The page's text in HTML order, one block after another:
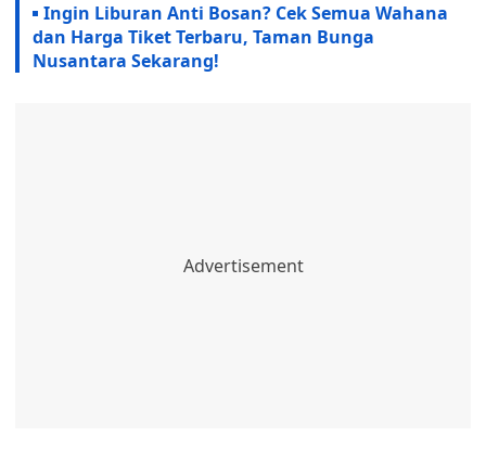
Ingin Liburan Anti Bosan? Cek Semua Wahana
dan Harga Tiket Terbaru, Taman Bunga
Nusantara Sekarang!